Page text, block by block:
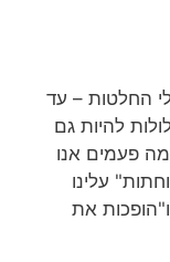
החלטות – עד
להיות גם
פעמים אנו
עלינו
את